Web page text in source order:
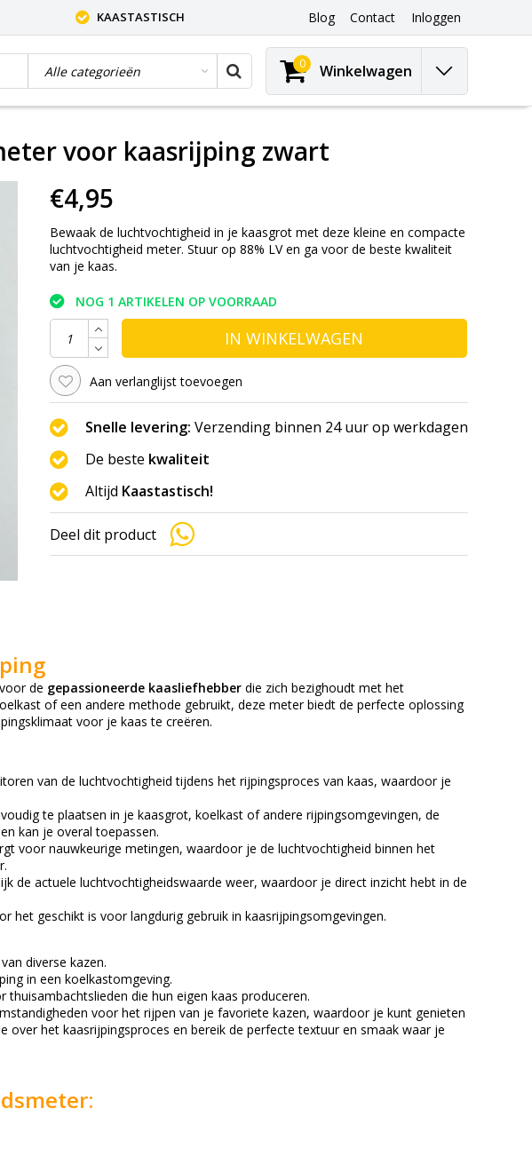
KAASTASTISCH Blog Contact Inloggen
0 Winkelwagen
voor kaasrijping zwart
€4,95
Bewaak de luchtvochtigheid in je kaasgrot met deze kleine en compacte
luchtvochtigheid meter. Stuur op 88% LV en ga voor de beste kwaliteit
van je kaas.
NOG 1 ARTIKELEN OP VOORRAAD
IN WINKELWAGEN
Aan verlanglijst toevoegen
Snelle levering: Verzending binnen 24 uur op werkdagen
De beste kwaliteit
Altijd Kaastastisch!
Deel dit product
de gepassioneerde kaasliefhebber die zich bezighoudt met het
of een andere methode gebruikt, deze meter biedt de perfecte oplossing
voor je kaas te creëren.
van de luchtvochtigheid tijdens het rijpingsproces van kaas, waardoor je
te plaatsen in je kaasgrot, koelkast of andere rijpingsomgevingen, de
kan je overal toepassen.
voor nauwkeurige metingen, waardoor je de luchtvochtigheid binnen het
de actuele luchtvochtigheidswaarde weer, waardoor je direct inzicht hebt in de
het geschikt is voor langdurig gebruik in kaasrijpingsomgevingen.
diverse kazen.
in een koelkastomgeving.
thuisambachtslieden die hun eigen kaas produceren.
voor het rijpen van je favoriete kazen, waardoor je kunt genieten
over het kaasrijpingsproces en bereik de perfecte textuur en smaak waar je
: